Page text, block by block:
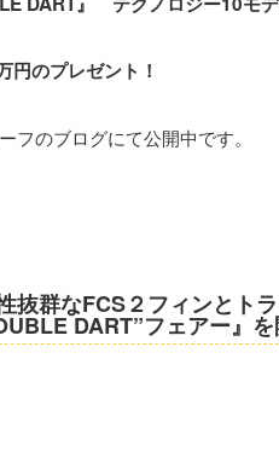
円のプレゼント！
フのブログにて公開中です。
抜群なFCS２フィンとト
DART”フェアー』を